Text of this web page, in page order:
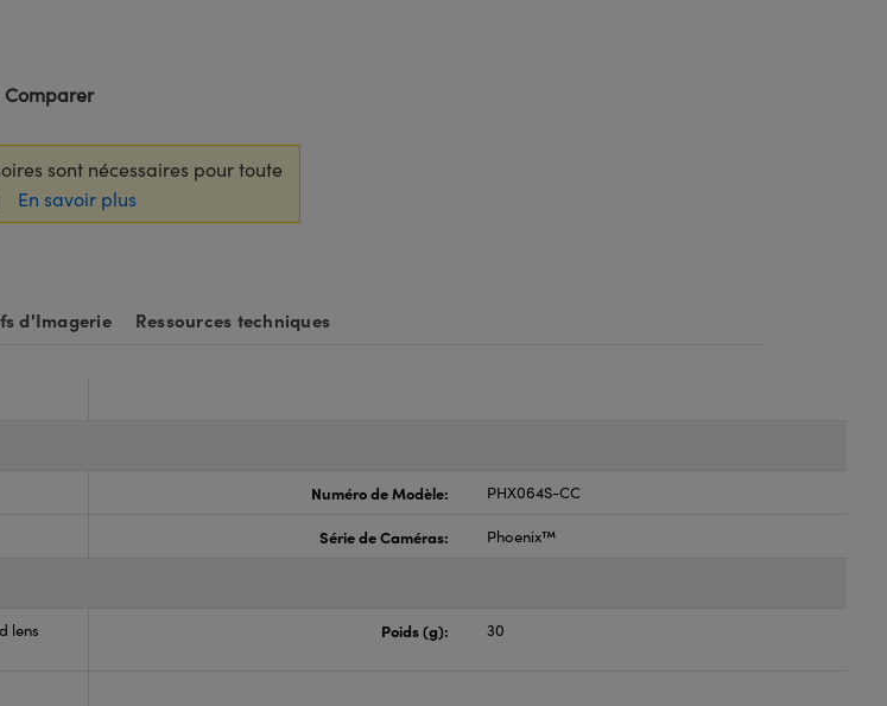
Comparer
sont nécessaires pour toute
En savoir plus
d'Imagerie Ressources techniques
Numéro de Modèle: PHX064S-CC
Série de Caméras: Phoenix™
lens
Poids (g): 30